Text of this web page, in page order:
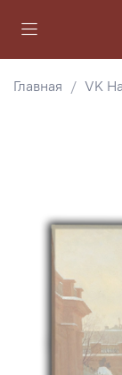
Главная VK